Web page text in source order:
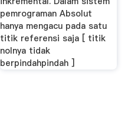
pemrograman Absolut
hanya mengacu pada satu
titik referensi saja [ titik
nolnya tidak
berpindahpindah ]